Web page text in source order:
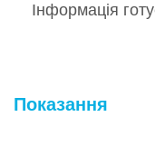
Інформація
Показання